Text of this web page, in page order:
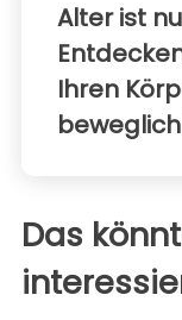
Alter ist
Ihren
Das